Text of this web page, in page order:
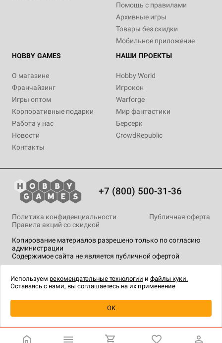
Помощь с правилами
Архивные игры
Товары без скидки
Мобильное приложение
HOBBY GAMES
О магазине
Франчайзинг
Игры оптом
Корпоративные подарки
Работа у нас
Новости
Контакты
НАШИ ПРОЕКТЫ
Hobby World
Игрокон
Warforge
Мир фантастики
Берсерк
CrowdRepublic
+7 (800) 500-31-36
Копирование материалов разрешено только по согласию
администрации
Содержимое сайта не является публичной офертой
Политика конфиденциальности
Публичная оферта
Правила акций со скидкой
технологии .
Используем рекомендательные технологии и файлы куки.
Оставаясь с нами, вы соглашаетесь на их применение
OK